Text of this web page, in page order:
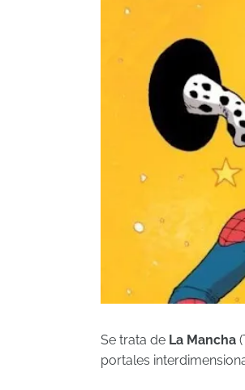
Se trata de La Mancha
portales